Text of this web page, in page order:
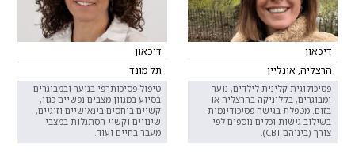
דיכאון
הרצליה, אונליין
פסיכולוגית קלינית לילדים, נוער
ומבוגרים, בקליניקה בהרצליה או
בזום. מטפלת בגישה פסיכודינמית
בשילוב גישות וכלים נוספים לפי
צורך (ביניהם CBT).
דיכאון
תל מונד
טיפול פסיכותרפי בנוער ובמבוגרים
בסיוע במגוון מצבים נפשיים כגון,
קשיים ביחסים בינאישיים וזוגיים,
שינויים וקשיי הסתגלות במצבי
מעבר בחיים ועוד.